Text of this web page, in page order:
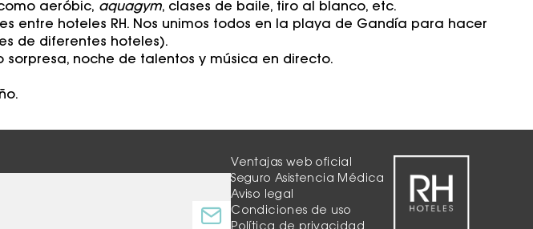
aeróbic, aquagym, clases de baile, tiro al blanco, etc.
entre hoteles RH. Nos unimos todos en la playa de Gandía para hacer
de diferentes hoteles).
sorpresa, noche de talentos y música en directo.
Ventajas web oficial
Seguro Asistencia Médica
Aviso legal
Condiciones de uso